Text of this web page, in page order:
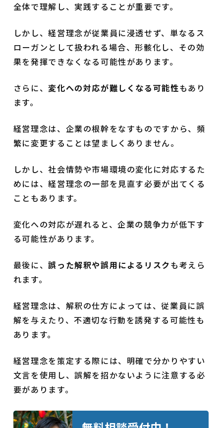
全体で理解し、実践することが重要です。
しかし、経営理念が従業員に浸透せず、単なるス
ローガンとして扱われる場合、形骸化し、その効
果を発揮できなくなる可能性があります。
さらに、変化への対応が難しくなる可能性もあり
ます。
経営理念は、企業の根幹をなすものですから、頻
繁に変更することは望ましくありません。
しかし、社会情勢や市場環境の変化に対応するた
めには、経営理念の一部を見直す必要が出てくる
こともあります。
変化への対応が遅れると、企業の競争力が低下す
る可能性があります。
最後に、誤った解釈や誤用によるリスクも考えら
れます。
経営理念は、解釈の仕方によっては、従業員に誤
解を与えたり、不適切な行動を誘発する可能性も
あります。
経営理念を策定する際には、明確で分かりやすい
文言を使用し、誤解を招かないように注意する必
要があります。